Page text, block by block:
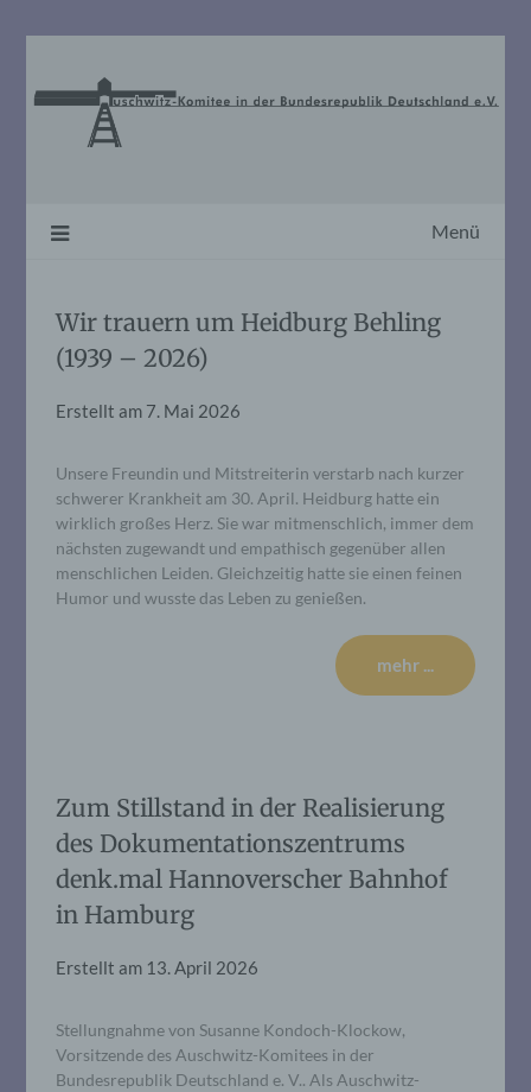
Menü
Wir trauern um Heidburg Behling
(1939 – 2026)
Erstellt am 7. Mai 2026
Unsere Freundin und Mitstreiterin verstarb nach kurzer
schwerer Krankheit am 30. April. Heidburg hatte ein
wirklich großes Herz. Sie war mitmenschlich, immer dem
nächsten zugewandt und empathisch gegenüber allen
menschlichen Leiden. Gleichzeitig hatte sie einen feinen
Humor und wusste das Leben zu genießen.
mehr ...
Zum Stillstand in der Realisierung
des Dokumentationszentrums
denk.mal Hannoverscher Bahnhof
in Hamburg
Erstellt am 13. April 2026
Stellungnahme von Susanne Kondoch-Klockow,
Vorsitzende des Auschwitz-Komitees in der
Bundesrepublik Deutschland e. V.. Als Auschwitz-